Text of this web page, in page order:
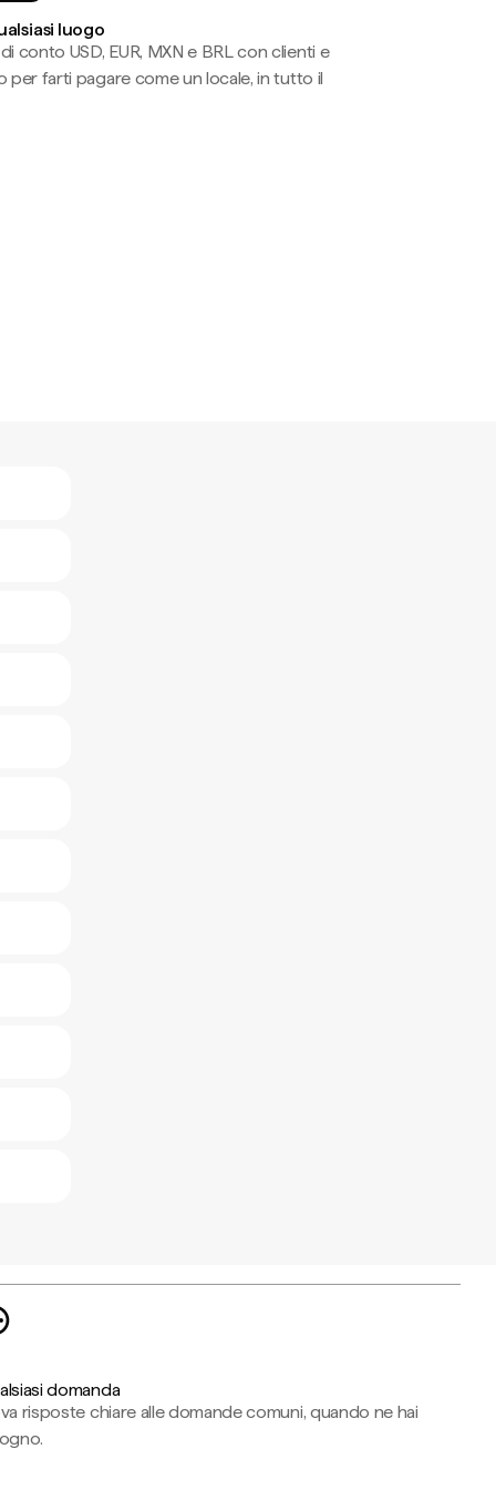
luogo
conto USD, EUR, MXN e BRL con clienti e
farti pagare come un locale, in tutto il
domanda
risposte chiare alle domande comuni, quando ne hai